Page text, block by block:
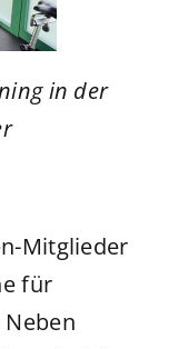
in der
Mitglieder
für